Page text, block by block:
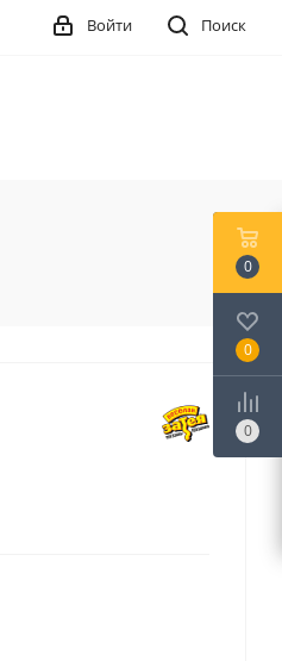
Поиск
Войти
0
0
0